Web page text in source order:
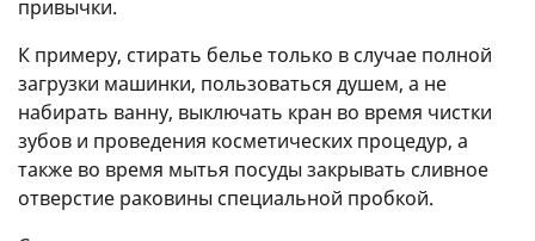
привычки.
К примеру, стирать белье только в случае полной
загрузки машинки, пользоваться душем, а не
набирать ванну, выключать кран во время чистки
зубов и проведения косметических процедур, а
также во время мытья посуды закрывать сливное
отверстие раковины специальной пробкой.